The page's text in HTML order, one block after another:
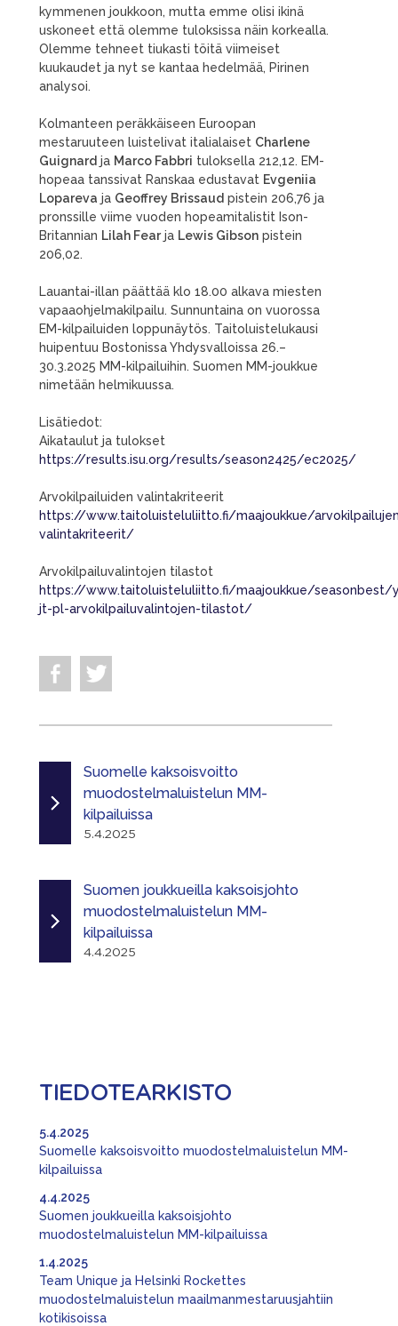
kymmenen joukkoon, mutta emme olisi ikinä
uskoneet että olemme tuloksissa näin korkealla.
Olemme tehneet tiukasti töitä viimeiset
kuukaudet ja nyt se kantaa hedelmää, Pirinen
analysoi.
Kolmanteen peräkkäiseen Euroopan
mestaruuteen luistelivat italialaiset Charlene
Guignard ja Marco Fabbri tuloksella 212,12. EM-
hopeaa tanssivat Ranskaa edustavat Evgeniia
Lopareva ja Geoffrey Brissaud pistein 206,76 ja
pronssille viime vuoden hopeamitalistit Ison-
Britannian Lilah Fearja Lewis Gibson pistein
206,02.
Lauantai-illan päättää klo 18.00 alkava miesten
vapaaohjelmakilpailu. Sunnuntaina on vuorossa
EM-kilpailuiden loppunäytös. Taitoluistelukausi
huipentuu Bostonissa Yhdysvalloissa 26.–
30.3.2025 MM-kilpailuihin. Suomen MM-joukkue
nimetään helmikuussa.
Lisätiedot:
Aikataulut ja tulokset
https://results.isu.org/results/season2425/ec2025/
Arvokilpailuiden valintakriteerit
https://www.taitoluisteluliitto.fi/maajoukkue/
valintakriteerit/
Arvokilpailuvalintojen tilastot
https://www.taitoluisteluliitto.fi/maajoukkue/seasonbest/
jt-pl-arvokilpailuvalintojen-tilastot/
Suomelle kaksoisvoitto
muodostelmaluistelun MM-
kilpailuissa
5.4.2025
Suomen joukkueilla kaksoisjohto
muodostelmaluistelun MM-
kilpailuissa
4.4.2025
TIEDOTEARKISTO
Suomelle kaksoisvoitto muodostelmaluistelun MM-
kilpailuissa
5.4.2025
Suomen joukkueilla kaksoisjohto
muodostelmaluistelun MM-kilpailuissa
4.4.2025
Team Unique ja Helsinki Rockettes
muodostelmaluistelun maailmanmestaruusjahtiin
kotikisoissa
1.4.2025